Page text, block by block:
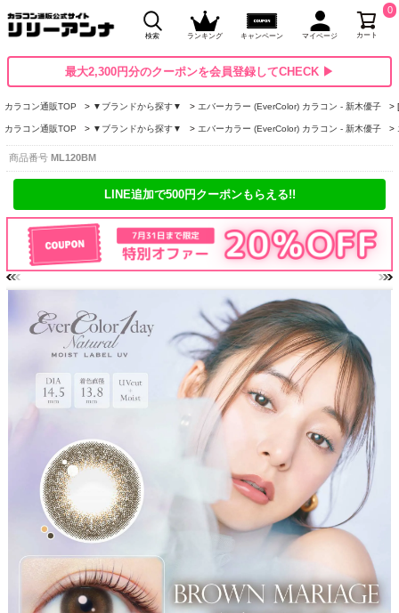
検索 ランキング キャンペーン マイページ カート
0
最大2,300円分のクーポンを会員登録してCHECK ▶
カラコン通販TOP ▼ブランドから探す▼ エバーカラー (EverColor) カラコン - 新木優子
カラコン通販TOP ▼ブランドから探す▼ エバーカラー (EverColor) カラコン - 新木優子
商品番号 ML120BM
LINE追加で500円クーポンもらえる!!